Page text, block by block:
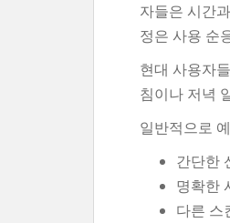
자들은 시간
정은 사용 순
현대 사용자
침이나 저녁
일반적으로
간단한
명확한
다른 스